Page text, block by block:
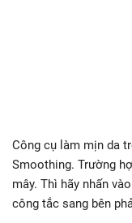
Công cụ làm mịn da
Smoothing. Trường
mây. Thì hãy nhấn
công tắc sang bên